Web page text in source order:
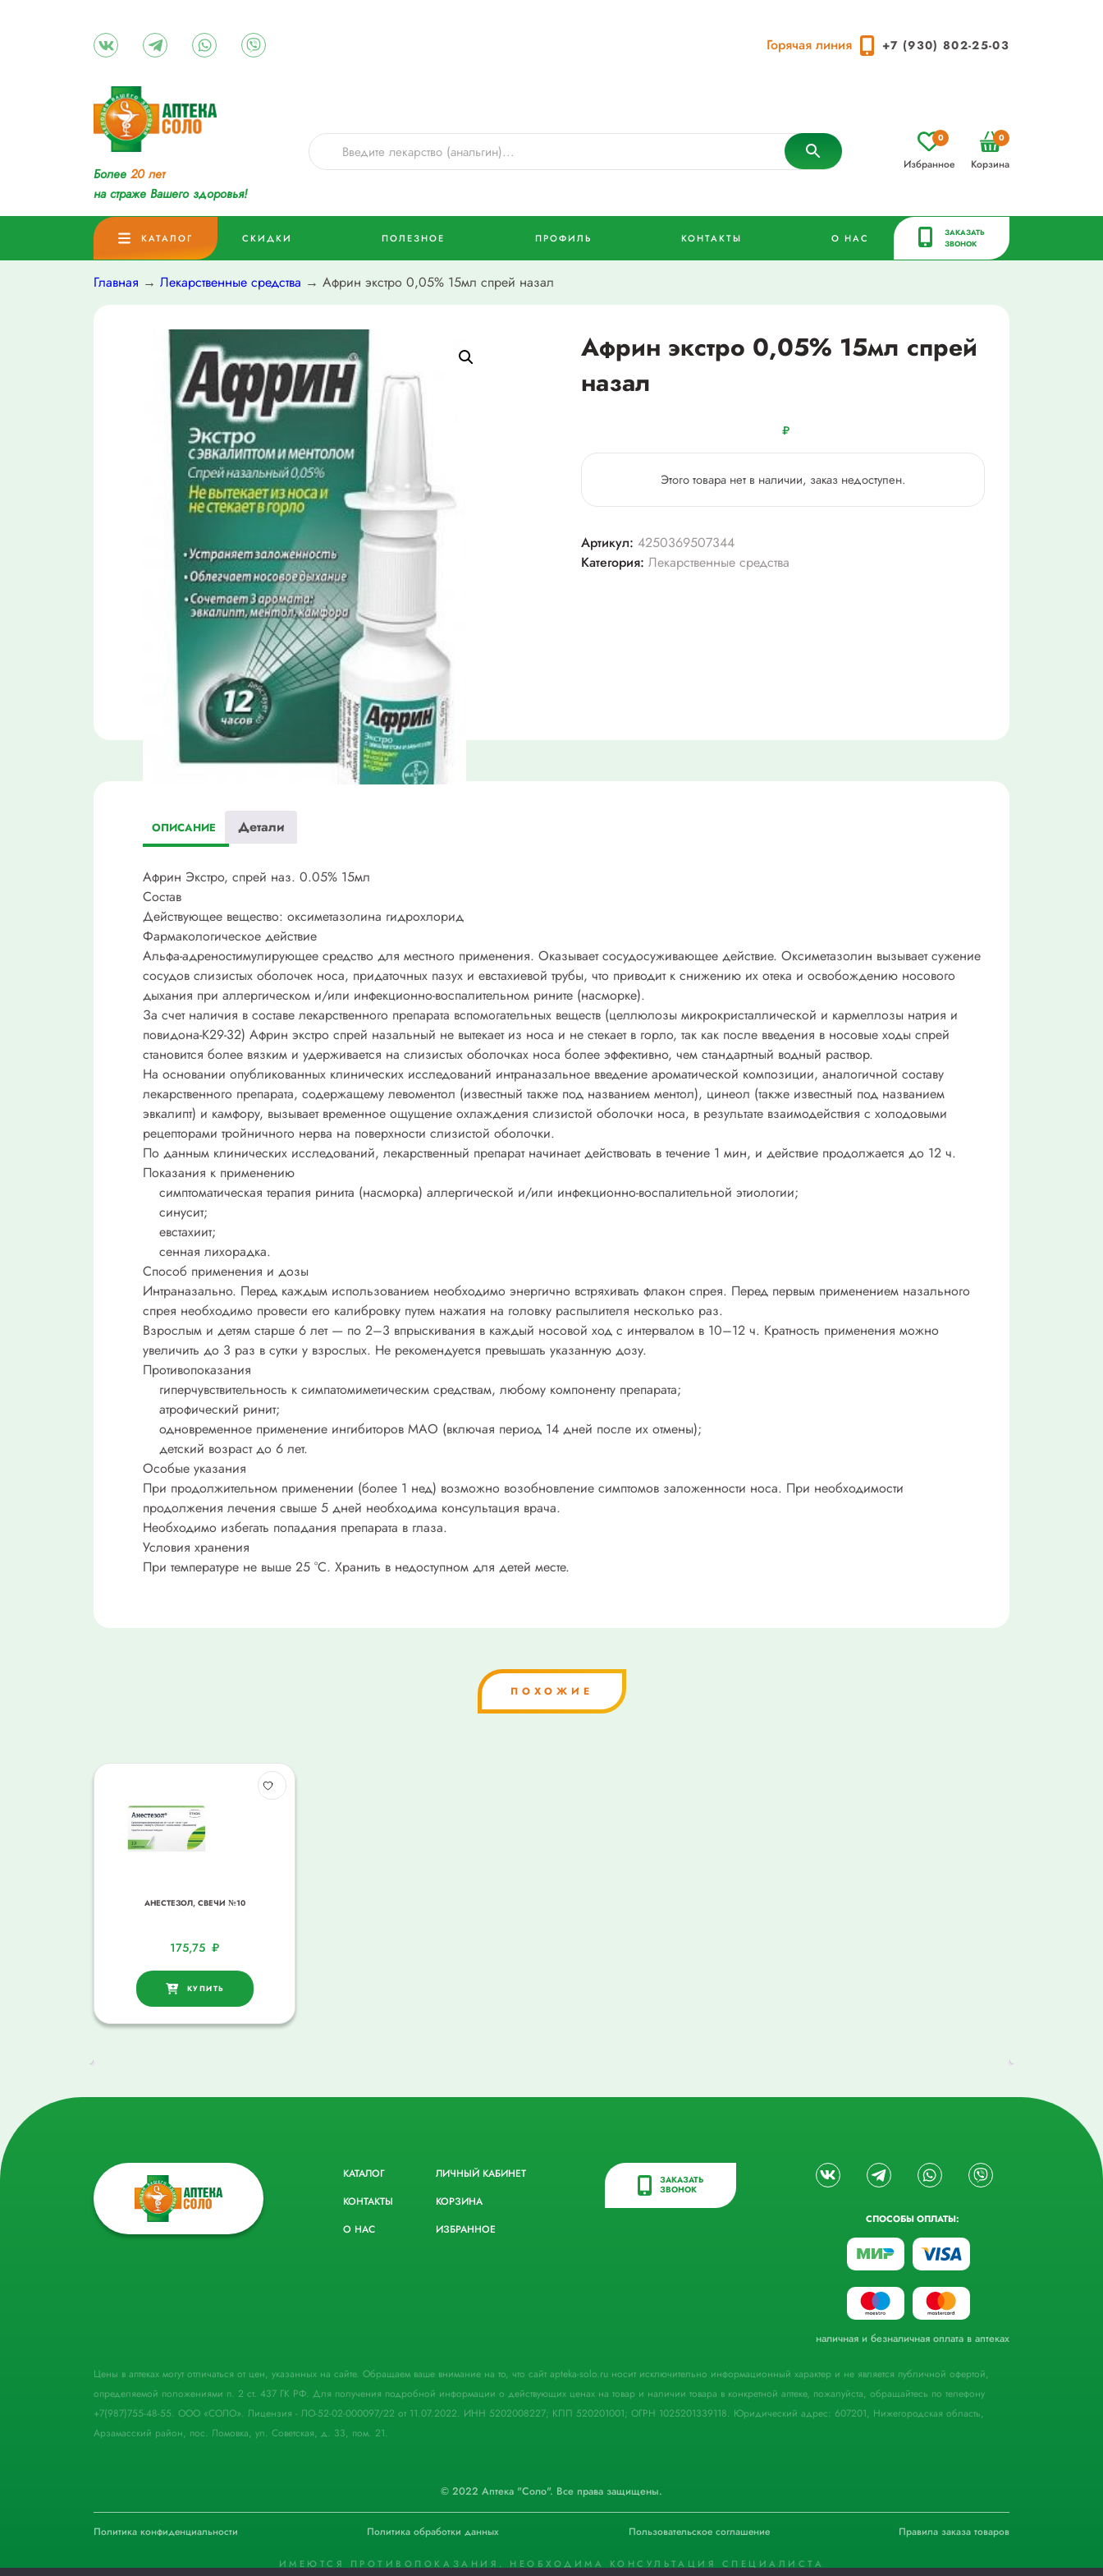
Горячая линия +7 (930) 802-25-03
Более 20 лет
на страже Вашего здоровья!
Избранное
0
Корзина
0
КАТАЛОГ СКИДКИ ПОЛЕЗНОЕ ПРОФИЛЬ КОНТАКТЫ О НАС
ЗАКАЗАТЬ
ЗВОНОК
Главная → Лекарственные средства → Африн экстро 0,05% 15мл спрей назал
Африн экстро 0,05% 15мл спрей
назал
₽
Этого товара нет в наличии, заказ недоступен.
Артикул: 4250369507344
Категория: Лекарственные средства
ОПИСАНИЕ Детали
Африн Экстро, спрей наз. 0.05% 15мл
Состав
Действующее вещество: оксиметазолина гидрохлорид
Фармакологическое действие
Альфа-адреностимулирующее средство для местного применения. Оказывает сосудосуживающее действие. Оксиметазолин вызывает сужение
сосудов слизистых оболочек носа, придаточных пазух и евстахиевой трубы, что приводит к снижению их отека и освобождению носового
дыхания при аллергическом и/или инфекционно-воспалительном рините (насморке).
За счет наличия в составе лекарственного препарата вспомогательных веществ (целлюлозы микрокристаллической и кармеллозы натрия и
повидона-К29-32) Африн экстро спрей назальный не вытекает из носа и не стекает в горло, так как после введения в носовые ходы спрей
становится более вязким и удерживается на слизистых оболочках носа более эффективно, чем стандартный водный раствор.
На основании опубликованных клинических исследований интраназальное введение ароматической композиции, аналогичной составу
лекарственного препарата, содержащему левоментол (известный также под названием ментол), цинеол (также известный под названием
эвкалипт) и камфору, вызывает временное ощущение охлаждения слизистой оболочки носа, в результате взаимодействия с холодовыми
рецепторами тройничного нерва на поверхности слизистой оболочки.
По данным клинических исследований, лекарственный препарат начинает действовать в течение 1 мин, и действие продолжается до 12 ч.
Показания к применению
симптоматическая терапия ринита (насморка) аллергической и/или инфекционно-воспалительной этиологии;
синусит;
евстахиит;
сенная лихорадка.
Способ применения и дозы
Интраназально. Перед каждым использованием необходимо энергично встряхивать флакон спрея. Перед первым применением назального
спрея необходимо провести его калибровку путем нажатия на головку распылителя несколько раз.
Взрослым и детям старше 6 лет — по 2–3 впрыскивания в каждый носовой ход с интервалом в 10–12 ч. Кратность применения можно
увеличить до 3 раз в сутки у взрослых. Не рекомендуется превышать указанную дозу.
Противопоказания
гиперчувствительность к симпатомиметическим средствам, любому компоненту препарата;
атрофический ринит;
одновременное применение ингибиторов МАО (включая период 14 дней после их отмены);
детский возраст до 6 лет.
Особые указания
При продолжительном применении (более 1 нед) возможно возобновление симптомов заложенности носа. При необходимости
продолжения лечения свыше 5 дней необходима консультация врача.
Необходимо избегать попадания препарата в глаза.
Условия хранения
При температуре не выше 25 °C. Хранить в недоступном для детей месте.
ПОХОЖИЕ
АНЕСТЕЗОЛ, СВЕЧИ №10
175,75₽
КУПИТЬ
КАТАЛОГ
КОНТАКТЫ
О НАС
ЛИЧНЫЙ КАБИНЕТ
КОРЗИНА
ИЗБРАННОЕ
ЗАКАЗАТЬ
ЗВОНОК
СПОСОБЫ ОПЛАТЫ:
наличная и безналичная оплата в аптеках
Цены в аптеках могут отличаться от цен, указанных на сайте. Обращаем ваше внимание на то, что сайт apteka-solo.ru носит исключительно информационный характер и не является публичной офертой,
определяемой положениями п. 2 ст. 437 ГК РФ. Для получения подробной информации о действующих ценах на товар и наличии товара в конкретной аптеке, пожалуйста, обращайтесь по телефону
+7(987)755-48-55. ООО «СОЛО». Лицензия - ЛО-52-02-000097/22 от 11.07.2022. ИНН 5202008227; КПП 520201001; ОГРН 1025201339118. Юридический адрес: 607201, Нижегородская область,
Арзамасский район, пос. Ломовка, ул. Советская, д. 33, пом. 21.
© 2022 Аптека "Соло". Все права защищены.
Политика конфиденциальности Политика обработки данных Пользовательское соглашение Правила заказа товаров
ИМЕЮТСЯ ПРОТИВОПОКАЗАНИЯ. НЕОБХОДИМА КОНСУЛЬТАЦИЯ СПЕЦИАЛИСТА